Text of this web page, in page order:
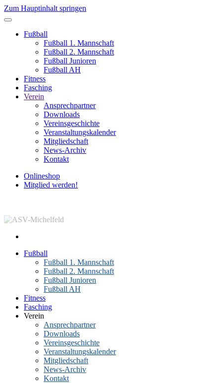
Zum Hauptinhalt springen
Fußball
Fußball 1. Mannschaft
Fußball 2. Mannschaft
Fußball Junioren
Fußball AH
Fitness
Fasching
Verein
Ansprechpartner
Downloads
Vereinsgeschichte
Veranstaltungskalender
Mitgliedschaft
News-Archiv
Kontakt
Onlineshop
Mitglied werden!
Fußball
Fußball 1. Mannschaft
Fußball 2. Mannschaft
Fußball Junioren
Fußball AH
Fitness
Fasching
Verein
Ansprechpartner
Downloads
Vereinsgeschichte
Veranstaltungskalender
Mitgliedschaft
News-Archiv
Kontakt